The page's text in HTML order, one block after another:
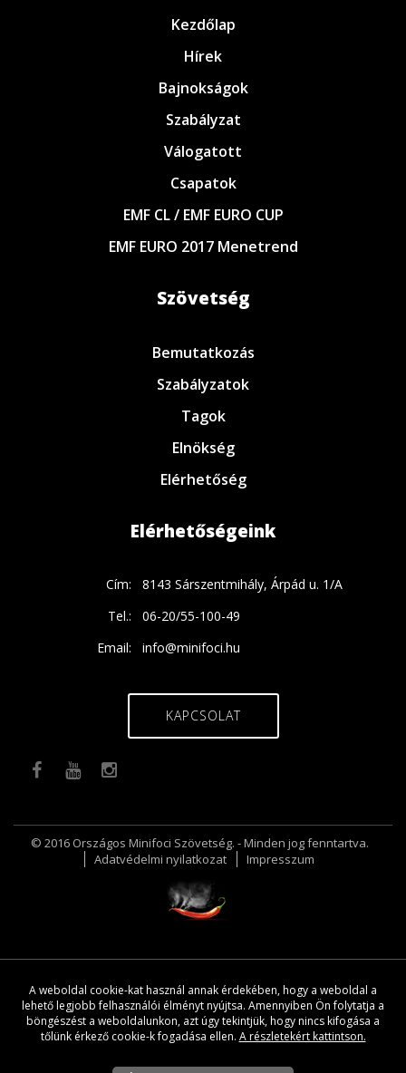
Kezdőlap
Hírek
Bajnokságok
Szabályzat
Válogatott
Csapatok
EMF CL / EMF EURO CUP
EMF EURO 2017 Menetrend
Szövetség
Bemutatkozás
Szabályzatok
Tagok
Elnökség
Elérhetőség
Elérhetőségeink
Cím:
8143 Sárszentmihály, Árpád u. 1/A
Tel.:
06-20/55-100-49
Email:
info@minifoci.hu
KAPCSOLAT
© 2016 Országos Minifoci Szövetség. - Minden jog fenntartva.
Adatvédelmi nyilatkozat
Impresszum
A weboldal cookie-kat használ annak érdekében, hogy a weboldal a
lehető legjobb felhasználói élményt nyújtsa. Amennyiben Ön folytatja a
böngészést a weboldalunkon, azt úgy tekintjük, hogy nincs kifogása a
tőlünk érkező cookie-k fogadása ellen. A részletekért kattintson.